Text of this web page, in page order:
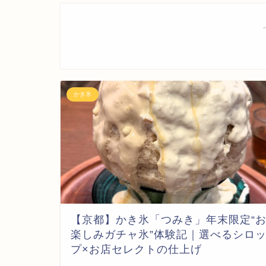
かき氷
【京都】かき氷「つみき」年末限定“お
楽しみガチャ氷”体験記｜選べるシロッ
プ×お店セレクトの仕上げ